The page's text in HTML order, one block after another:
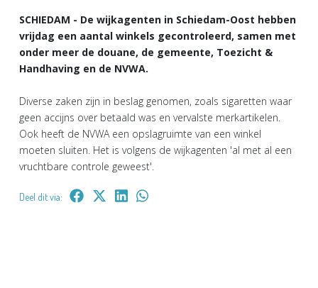
SCHIEDAM - De wijkagenten in Schiedam-Oost hebben
vrijdag een aantal winkels gecontroleerd, samen met
onder meer de douane, de gemeente, Toezicht &
Handhaving en de NVWA.
Diverse zaken zijn in beslag genomen, zoals sigaretten waar
geen accijns over betaald was en vervalste merkartikelen.
Ook heeft de NVWA een opslagruimte van een winkel
moeten sluiten. Het is volgens de wijkagenten 'al met al een
vruchtbare controle geweest'.
Deel dit via: